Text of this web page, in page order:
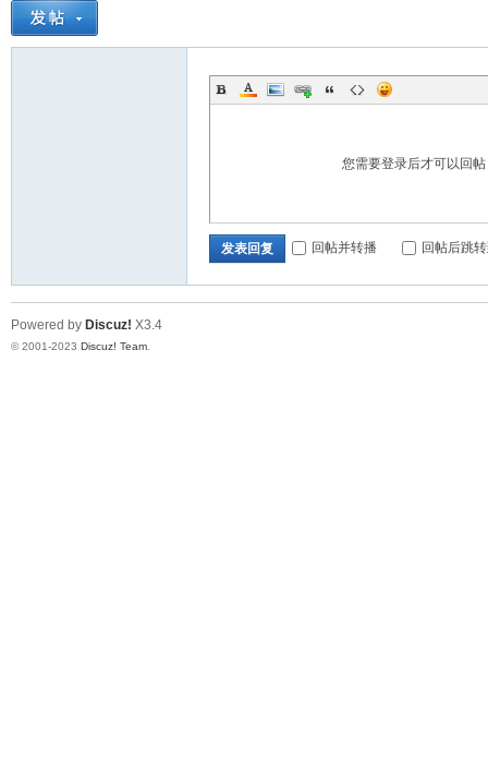
您需要登录后才可以回帖
发表回复 回帖并转播 回帖后跳
Powered by Discuz! X3.4
© 2001-2023 Discuz! Team